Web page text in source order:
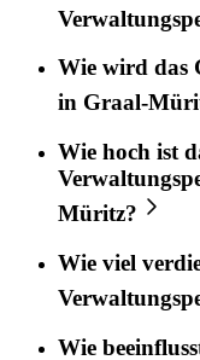
Wie wird das
in Graal-
Wie hoch ist
Müritz?
Wie viel
Wie